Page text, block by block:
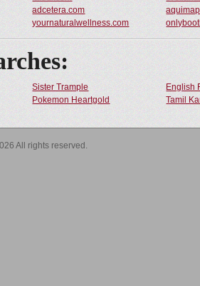
adcetera.com
yournaturalwellness.com
Sister Trample
English
Pokemon Heartgold Tamil
All rights reserved.